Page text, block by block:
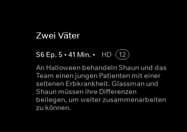
Zwei Väter
S6 Ep. 5 • 41 Min. • HD
12
An Halloween behandeln Shaun und das
Team einen jungen Patienten mit einer
seltenen Erbkrankheit. Glassman und
Shaun müssen ihre Differenzen
beilegen, um weiter zusammenarbeiten
zu können.